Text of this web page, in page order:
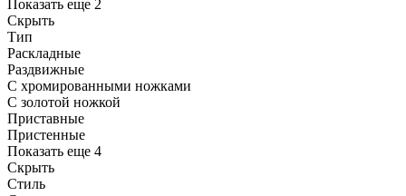
Показать еще 2
Скрыть
Тип
Раскладные
Раздвижные
С хромированными ножками
С золотой ножкой
Приставные
Пристенные
Показать еще 4
Скрыть
Стиль